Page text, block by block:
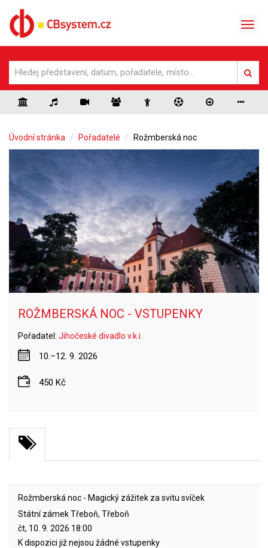
Úvodní stránka Pořadatelé Rožmberská noc
ROŽMBERSKÁ NOC - VSTUPENKY
Pořadatel: Jihočeské divadlo v.k.i.
10.–12. 9. 2026
450 Kč
Rožmberská noc - Magický zážitek za svitu svíček
Státní zámek Třeboň, Třeboň
čt, 10. 9. 2026 18:00
K dispozici již nejsou žádné vstupenky